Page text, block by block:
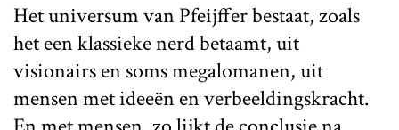
Het universum van Pfeijffer bestaat, zoals
het een klassieke nerd betaamt, uit
visionairs en soms megalomanen, uit
mensen met ideeën en verbeeldingskracht.